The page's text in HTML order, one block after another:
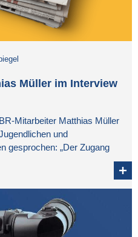
Müller im Interview
Mitarbeiter Matthias Müller
und
gesprochen: „Der Zugang